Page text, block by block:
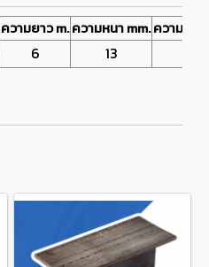
ความยาว m.ความหนา mm.ความหนา
6 13